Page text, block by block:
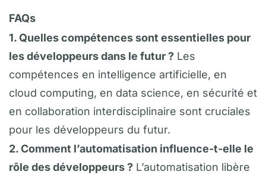
FAQs
1. Quelles compétences sont essentielles pour
les développeurs dans le futur ? Les
compétences en intelligence artificielle, en
cloud computing, en data science, en sécurité et
en collaboration interdisciplinaire sont cruciales
pour les développeurs du futur.
2. Comment l’automatisation influence-t-elle le
rôle des développeurs ? L’automatisation libère